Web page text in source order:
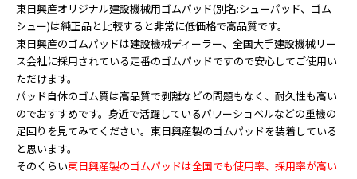
東日興産オリジナル建設機械用ゴムパッド(別名:シューパッド、ゴム
シュー)は純正品と比較すると非常に低価格で高品質です。
東日興産のゴムパッドは建設機械ディーラー、全国大手建設機械リー
ス会社に採用されている定番のゴムパッドですので安心してご使用い
ただけます。
パッド自体のゴム質は高品質で剥離などの問題もなく、耐久性も高い
のでおすすめです。身近で活躍しているパワーショベルなどの重機の
足回りを見てみてください。東日興産製のゴムパッドを装着している
と思います。
そのくらい東日興産製のゴムパッドは全国でも使用率、採用率が高い